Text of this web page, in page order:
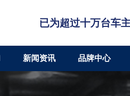
已为超过十万台车
新闻资讯 品牌中心